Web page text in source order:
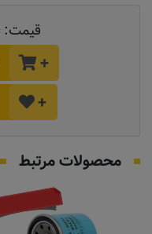
قیمت:
+
+
محصولات مرتبط
به زودی